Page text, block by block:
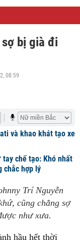
bị già đi
08:59
và khao khát tạo xe
chế tạo: Khó nhất
chắc hợp lý
Trí Nguyễn
cũng chẳng sợ
như xưa.
hầu hết thời